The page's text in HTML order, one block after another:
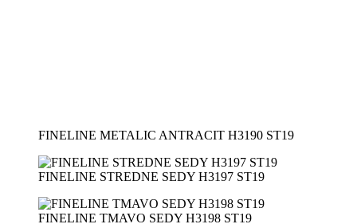
FINELINE METALIC ANTRACIT H3190 ST19
FINELINE STREDNE SEDY H3197 ST19
FINELINE TMAVO SEDY H3198 ST19